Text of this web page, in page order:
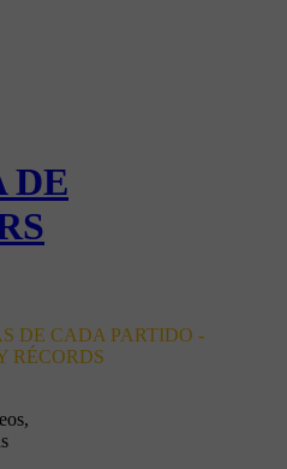
DE
DE CADA PARTIDO -
RÉCORDS